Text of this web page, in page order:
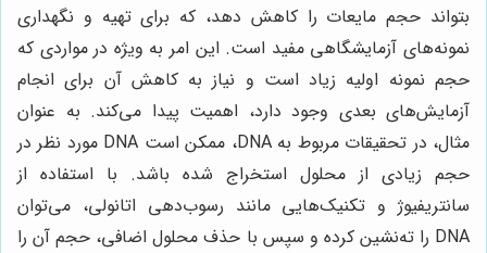
بتواند حجم مایعات را کاهش دهد، که برای تهیه و نگهداری
نمونه‌های آزمایشگاهی مفید است. این امر به ویژه در مواردی که
حجم نمونه اولیه زیاد است و نیاز به کاهش آن برای انجام
آزمایش‌های بعدی وجود دارد، اهمیت پیدا می‌کند. به عنوان
مثال، در تحقیقات مربوط به DNA، ممکن است DNA مورد نظر در
حجم زیادی از محلول استخراج شده باشد. با استفاده از
سانتریفیوژ و تکنیک‌هایی مانند رسوب‌دهی اتانولی، می‌توان
DNA را ته‌نشین کرده و سپس با حذف محلول اضافی، حجم آن را